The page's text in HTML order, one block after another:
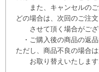
また、 キャンセルの
どの場合は、次回のご注
させて頂く場合がござ
・ご購入後の商品の返品
ただし、商品不良の場合
お取り替えいたします